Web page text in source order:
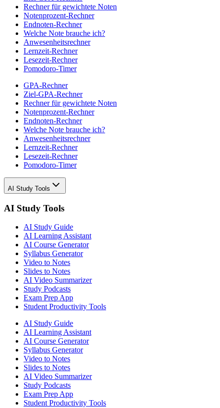
Rechner für gewichtete Noten
Notenprozent-Rechner
Endnoten-Rechner
Welche Note brauche ich?
Anwesenheitsrechner
Lernzeit-Rechner
Lesezeit-Rechner
Pomodoro-Timer
GPA-Rechner
Ziel-GPA-Rechner
Rechner für gewichtete Noten
Notenprozent-Rechner
Endnoten-Rechner
Welche Note brauche ich?
Anwesenheitsrechner
Lernzeit-Rechner
Lesezeit-Rechner
Pomodoro-Timer
AI Study Tools
AI Study Tools
AI Study Guide
AI Learning Assistant
AI Course Generator
Syllabus Generator
Video to Notes
Slides to Notes
AI Video Summarizer
Study Podcasts
Exam Prep App
Student Productivity Tools
AI Study Guide
AI Learning Assistant
AI Course Generator
Syllabus Generator
Video to Notes
Slides to Notes
AI Video Summarizer
Study Podcasts
Exam Prep App
Student Productivity Tools